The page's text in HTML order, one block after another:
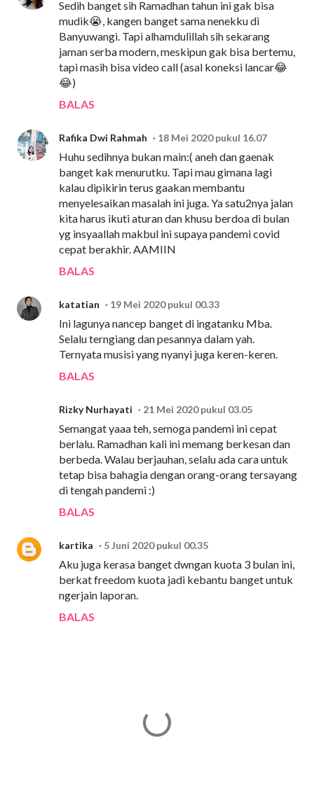
Sedih banget sih Ramadhan tahun ini gak bisa
mudik😭, kangen banget sama nenekku di
Banyuwangi. Tapi alhamdulillah sih sekarang
jaman serba modern, meskipun gak bisa bertemu,
tapi masih bisa video call (asal koneksi lancar😂
😂)
BALAS
Rafika Dwi Rahmah 18 Mei 2020 pukul 16.07
Huhu sedihnya bukan main:( aneh dan gaenak
banget kak menurutku. Tapi mau gimana lagi
kalau dipikirin terus gaakan membantu
menyelesaikan masalah ini juga. Ya satu2nya jalan
kita harus ikuti aturan dan khusu berdoa di bulan
yg insyaallah makbul ini supaya pandemi covid
cepat berakhir. AAMIIN
BALAS
katatian 19 Mei 2020 pukul 00.33
Ini lagunya nancep banget di ingatanku Mba.
Selalu terngiang dan pesannya dalam yah.
Ternyata musisi yang nyanyi juga keren-keren.
BALAS
Rizky Nurhayati 21 Mei 2020 pukul 03.05
Semangat yaaa teh, semoga pandemi ini cepat
berlalu. Ramadhan kali ini memang berkesan dan
berbeda. Walau berjauhan, selalu ada cara untuk
tetap bisa bahagia dengan orang-orang tersayang
di tengah pandemi :)
BALAS
kartika 5 Juni 2020 pukul 00.35
Aku juga kerasa banget dwngan kuota 3 bulan ini,
berkat freedom kuota jadi kebantu banget untuk
ngerjain laporan.
BALAS